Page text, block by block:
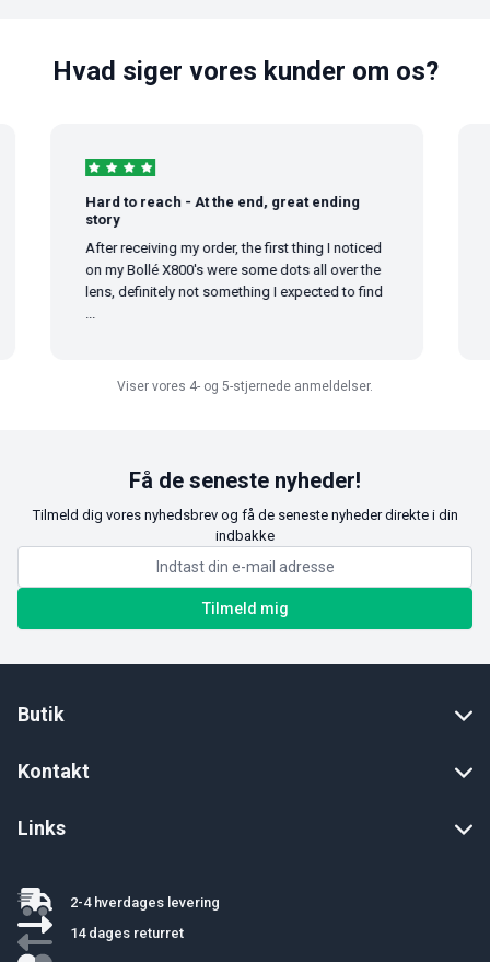
Hvad siger vores kunder om os?
Hard to reach - At the end, great ending
story
After receiving my order, the first thing I noticed
on my Bollé X800's were some dots all over the
lens, definitely not something I expected to find
Viser vores 4- og 5-stjernede anmeldelser.
Få de seneste nyheder!
Tilmeld dig vores nyhedsbrev og få de seneste nyheder direkte i din
indbakke
Tilmeld mig
Butik
Kontakt
Links
2-4 hverdages levering
14 dages returret